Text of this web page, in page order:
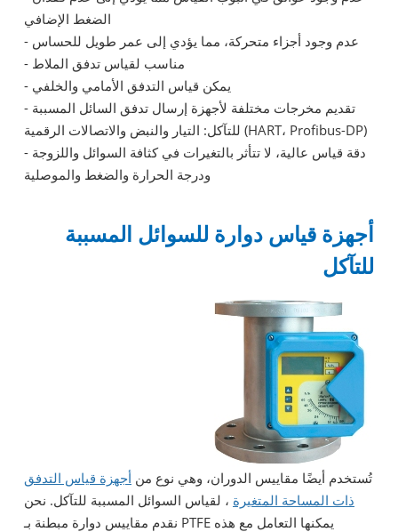
الضغط الإضافي
- عدم وجود أجزاء متحركة، مما يؤدي إلى عمر طويل للحساس
- مناسب لقياس تدفق الملاط
- يمكن قياس التدفق الأمامي والخلفي
- تقديم مخرجات مختلفة لأجهزة إرسال تدفق السائل المسببة
للتآكل: التيار والنبض والاتصالات الرقمية (HART، Profibus-DP)
- دقة قياس عالية، لا تتأثر بالتغيرات في كثافة السوائل واللزوجة
ودرجة الحرارة والضغط والموصلية
أجهزة قياس دوارة للسوائل المسببة
للتآكل
تُستخدم أيضًا مقاييس الدوران، وهي نوع من أجهزة قياس التدفق
ذات المساحة المتغيرة ، لقياس السوائل المسببة للتآكل. نحن
نقدم مقاييس دوارة مبطنة بـ PTFE يمكنها التعامل مع هذه